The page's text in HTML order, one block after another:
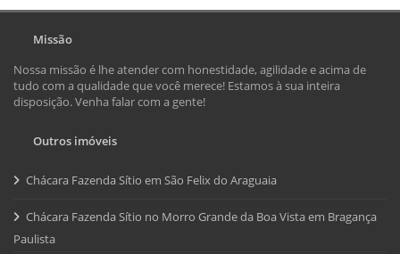
Missão
Nossa missão é lhe atender com honestidade, agilidade e acima de
tudo com a qualidade que você merece! Estamos à sua inteira
disposição. Venha falar com a gente!
Outros imóveis
Chácara Fazenda Sítio em São Felix do Araguaia
Chácara Fazenda Sítio no Morro Grande da Boa Vista em Bragança
Paulista